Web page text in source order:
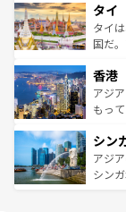
リテ
覧を
急速
ーチ
醸し
とつ
ひ現
が旅
参照し
タイ
タイ
国だ
の活
帯で
いビ
激す
が待
た文
香港
アジ
もっ
み、
てお
うな
シン
アジ
シン